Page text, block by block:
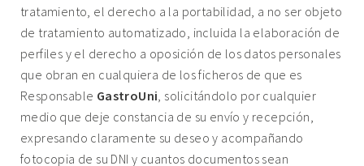
tratamiento, el derecho a la portabilidad, a no ser objeto
de tratamiento automatizado, incluida la elaboración de
perfiles y el derecho a oposición de los datos personales
que obran en cualquiera de los ficheros de que es
Responsable GastroUni, solicitándolo por cualquier
medio que deje constancia de su envío y recepción,
expresando claramente su deseo y acompañando
fotocopia de su DNI y cuantos documentos sean